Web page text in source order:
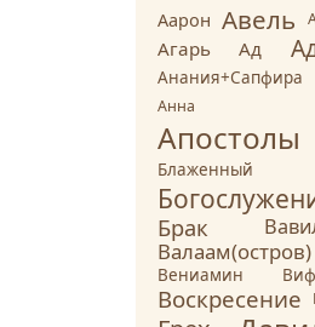
Аарон Авель
Агарь Ад
Анания+Сапфира
Анна
Апостолы
Блаженный
Брак
Валаам(остров)
Вениамин
Воскресение